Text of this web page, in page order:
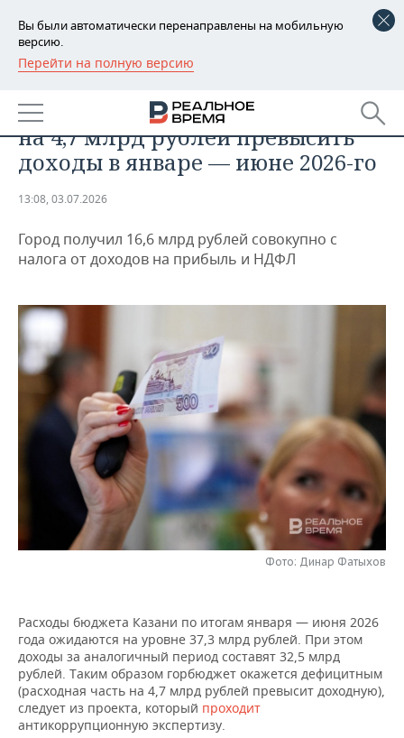
Вы были автоматически перенаправлены на мобильную
версию.
Перейти на полную версию
РЕГИОНЫ
БАШКОРТОСТАН
ТАТАРСТАН
НОВОСТИ
АНАЛИТИКА
ДЕКЛАРАЦИИ О ДОХОДАХ
КОРОЛИ ГОСЗАКАЗА ПФО
ВУЗЫ ТАТАРСТАНА
КОМУ ПРИНАДЛЕЖАТ
ТОРГОВЫЕ ЦЕНТРЫ
ТАТАРСТАНА
НОВОСТИ ЭКОНОМИКИ
ФИНАНСЫ
БАНКИ
БЮДЖЕТ
ИНВЕСТИЦИИ
ПРОМЫШЛЕННОСТЬ
НОВОСТИ
АГРОПРОМ
МАШИНОСТРОЕНИЕ
НЕФТЕХИМИЯ
НЕФТЬ
ЭНЕРГЕТИКА
НЕДВИЖИМОСТЬ
НОВОСТИ НЕДВИЖИМОСТИ
АВТО
НОВОСТИ АВТО
БИЗНЕС
НОВОСТИ БИЗНЕСА
РОЗНИЧНАЯ ТОРГОВЛЯ
ТРАНСПОРТ
ТЕХНОЛОГИИ
НОВОСТИ ТЕХНОЛОГИЙ
МЕРОПРИЯТИЯ
НОВОСТИ МЕРОПРИЯТИЙ
ВЫЕЗДНАЯ РЕДАКЦИЯ
ОТКРЫТАЯ ЛЕКЦИЯ
НОВОСТИ СПОРТА
БАСКЕТБОЛ
ВОЛЕЙБОЛ
КИБЕРСПОРТ
ОБЩЕСТВО
ИНФРАСТРУКТУРА
ИСТОРИЯ
КУЛЬТУРА
СПРАВОЧНИК
СПИСОК ПЕРСОН
СПИСОК КОМПАНИЙ
ПОЛНАЯ ВЕРСИЯ
Расходы бюджета Казани могут
на 4,7 млрд рублей превысить
доходы в январе — июне 2026-го
13:08, 03.07.2026
Город получил 16,6 млрд рублей совокупно с
налога от доходов на прибыль и НДФЛ
Фото: Динар Фатыхов
Расходы бюджета Казани по итогам января — июня 2026
года ожидаются на уровне 37,3 млрд рублей. При этом
доходы за аналогичный период составят 32,5 млрд
рублей. Таким образом горбюджет окажется дефицитным
(расходная часть на 4,7 млрд рублей превысит доходную),
следует из проекта, который проходит
антикоррупционную экспертизу.